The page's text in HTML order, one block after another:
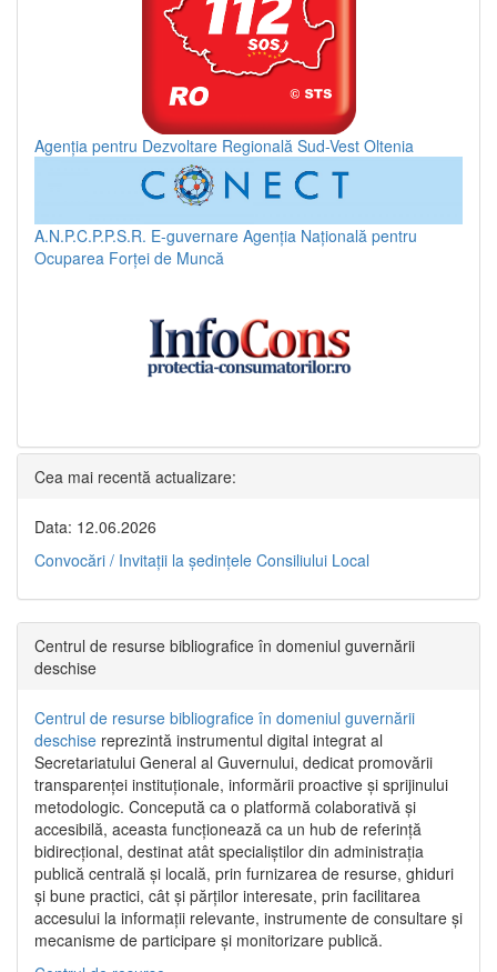
Agenția pentru Dezvoltare Regională Sud-Vest Oltenia
A.N.P.C.P.P.S.R. E-guvernare Agenția Națională pentru
Ocuparea Forței de Muncă
Cea mai recentă actualizare:
Data: 12.06.2026
Convocări / Invitaţii la şedinţele Consiliului Local
Centrul de resurse bibliografice în domeniul guvernării
deschise
Centrul de resurse bibliografice în domeniul guvernării
deschise reprezintă instrumentul digital integrat al
Secretariatului General al Guvernului, dedicat promovării
transparenței instituționale, informării proactive și sprijinului
metodologic. Concepută ca o platformă colaborativă și
accesibilă, aceasta funcționează ca un hub de referință
bidirecțional, destinat atât specialiștilor din administrația
publică centrală și locală, prin furnizarea de resurse, ghiduri
și bune practici, cât și părților interesate, prin facilitarea
accesului la informații relevante, instrumente de consultare și
mecanisme de participare și monitorizare publică.